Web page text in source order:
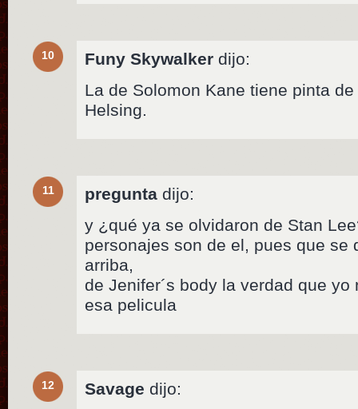
10 Funy Skywalker dijo:
La de Solomon Kane tiene pinta
Helsing.
11 pregunta dijo:
y ¿qué ya se olvidaron de Stan
personajes son de el, pues que se
arriba,
de Jenifer´s body la verdad que
esa pelicula
12 Savage dijo: